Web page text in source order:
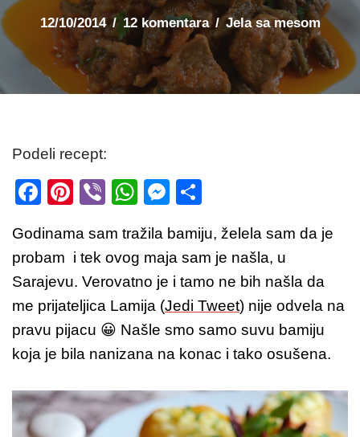
12/10/2014 12 komentara Jela sa mesom
Podeli recept:
F
c
e
b
o
o
k
Pi
er
e
st
Vi
er
W
at
s
A
p
p
M
ss
e
n
g
er
ar
e
Godinama sam tražila bamiju, želela sam da je
probam i tek ovog maja sam je našla, u
Sarajevu. Verovatno je i tamo ne bih našla da
me prijateljica Lamija (Jedi Tweet) nije odvela na
pravu pijacu 😀 Našle smo samo suvu bamiju
koja je bila nanizana na konac i tako osušena.